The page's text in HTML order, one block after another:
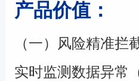
产品价值：
（一）风险精准拦
实时监测数据异常